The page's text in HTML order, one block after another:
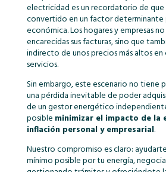
electricidad es un recordatorio de que
convertido en un factor determinante
económica. Los hogares y empresas
encarecidas sus facturas, sino que
indirecto de unos precios más altos
servicios.
Sin embargo, este escenario no tiene
una pérdida inevitable de poder
de un gestor energético
posible minimizar el impacto de la
inflación personal y empresarial.
Nuestro compromiso es claro:
mínimo posible por tu energía,